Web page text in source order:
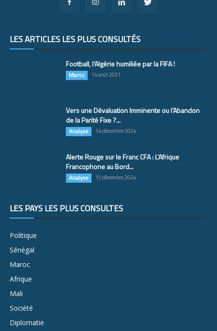
LES ARTICLES LES PLUS CONSULTÉS
Football, l’Algérie humiliée par la FIFA !
Maroc 14 août 2021
Vers une Dévaluation Imminente ou l’Abandon
de la Parité Fixe ?...
Analyse 14 décembre 2024
Alerte Rouge sur le Franc CFA : L’Afrique
Francophone au Bord...
Analyse 15 décembre 2024
LES PAYS LES PLUS CONSULTÉS
Politique
Sénégal
Maroc
Afrique
Mali
Société
Diplomatie